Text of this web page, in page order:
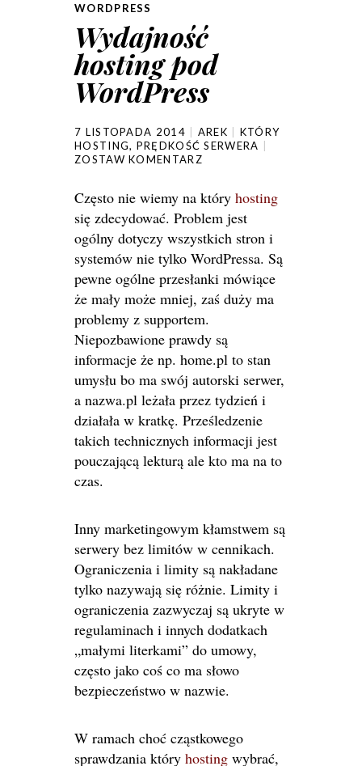
WORDPRESS
Wydajność
hosting pod
WordPress
7 LISTOPADA 2014 AREK
KTÓRY
HOSTING, PRĘDKOŚĆ SERWERA
ZOSTAW KOMENTARZ
Często nie wiemy na który hosting
się zdecydować. Problem jest
ogólny dotyczy wszystkich stron i
systemów nie tylko WordPressa. Są
pewne ogólne przesłanki mówiące
że mały może mniej, zaś duży ma
problemy z supportem.
Niepozbawione prawdy są
informacje że np. home.pl to stan
umysłu bo ma swój autorski serwer,
a nazwa.pl leżała przez tydzień i
działała w kratkę. Prześledzenie
takich technicznych informacji jest
pouczającą lekturą ale kto ma na to
czas.
Inny marketingowym kłamstwem są
serwery bez limitów w cennikach.
Ograniczenia i limity są nakładane
tylko nazywają się różnie. Limity i
ograniczenia zazwyczaj są ukryte w
regulaminach i innych dodatkach
„małymi literkami” do umowy,
często jako coś co ma słowo
bezpieczeństwo w nazwie.
W ramach choć cząstkowego
sprawdzania który hosting wybrać,